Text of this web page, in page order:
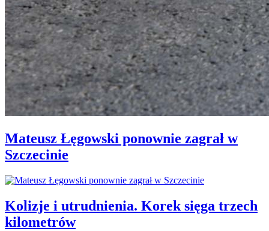
Mateusz Łęgowski ponownie zagrał w
Szczecinie
Kolizje i utrudnienia. Korek sięga trzech
kilometrów